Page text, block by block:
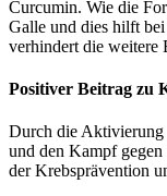
Curcumin. Wie die
Galle und dies hilft
verhindert die weitere
Positiver Beitrag zu
Durch die Aktivierung
und den Kampf
der Krebsprävention